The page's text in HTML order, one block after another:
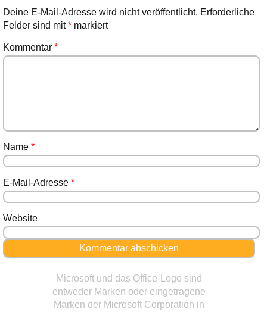
Deine E-Mail-Adresse wird nicht veröffentlicht. Erforderliche
Felder sind mit*markiert
Kommentar *
Name *
E-Mail-Adresse *
Website
Microsoft und das Office-Logo sind
entweder Marken oder eingetragene
Marken der Microsoft Corporation in